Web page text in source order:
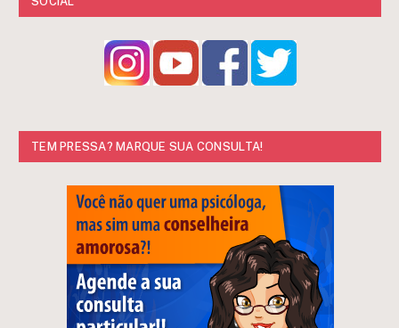
TEM PRESSA? MARQUE SUA CONSULTA!